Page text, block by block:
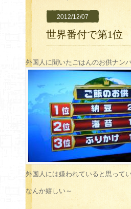
2012/12/07
世界番付で第1位
外国人に聞いたごはんのお供ナン
外国人には嫌われていると思って
なんか嬉しい～